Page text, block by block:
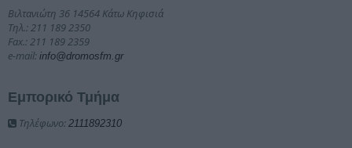
Βιλτανιώτη 36 14564 Κάτω Κηφισιά
Τηλ.: 211 189 2350
Fax.: 211 189 2359
e-mail: info@dromosfm.gr
Εμπορικό Τμήμα
Τηλέφωνο: 2111892310